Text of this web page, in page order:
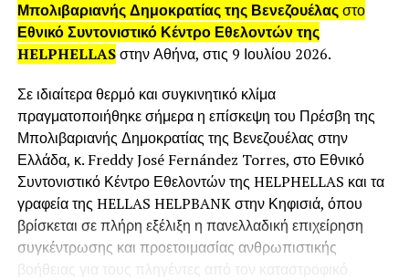
άλλαξαν.
Μπολιβαριανής Δημοκρατίας της Βενεζουέλαςστο
Εθνικό Συντονιστικό Κέντρο Εθελοντών της
HELPHELLASστην Αθήνα, στις 9 Ιουλίου 2026.
Σε ιδιαίτερα θερμό και συγκινητικό κλίμα
πραγματοποιήθηκε σήμερα η επίσκεψη του Πρέσβη της
Μπολιβαριανής Δημοκρατίας της Βενεζουέλας στην
Ελλάδα, κ. Freddy José Fernández Torres, στο Εθνικό
Συντονιστικό Κέντρο Εθελοντών της HELPHELLAS και τα
γραφεία της HELLAS HELPBANK στην Κηφισιά, όπου
βρίσκεται σε πλήρη εξέλιξη η πανελλαδική επιχείρηση
συγκέντρωσης και προετοιμασίας ανθρωπιστικής
βοήθειας για τους πληγέντες από τον καταστροφικό